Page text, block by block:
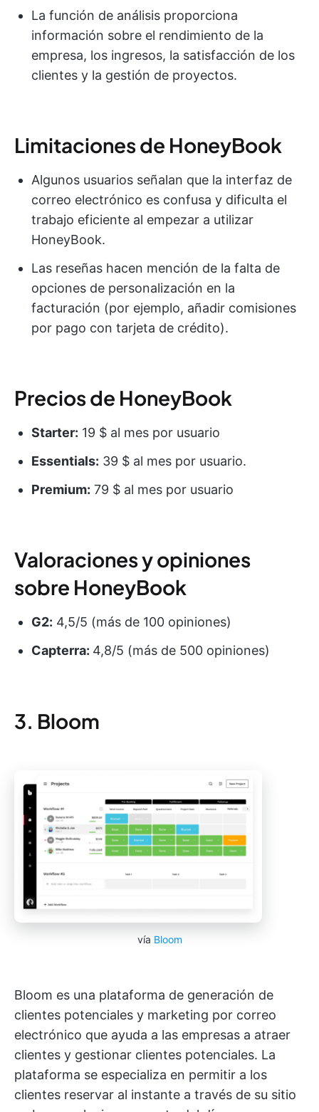
La función de análisis proporciona
información sobre el rendimiento de la
empresa, los ingresos, la satisfacción de los
clientes y la gestión de proyectos.
Limitaciones de HoneyBook
Algunos usuarios señalan que la interfaz de
correo electrónico es confusa y dificulta el
trabajo eficiente al empezar a utilizar
HoneyBook.
Las reseñas hacen mención de la falta de
opciones de personalización en la
facturación (por ejemplo, añadir comisiones
por pago con tarjeta de crédito).
Precios de HoneyBook
Starter: 19 $ al mes por usuario
Essentials: 39 $ al mes por usuario.
Premium: 79 $ al mes por usuario
Valoraciones y opiniones
sobre HoneyBook
G2: 4,5/5 (más de 100 opiniones)
Capterra: 4,8/5 (más de 500 opiniones)
3. Bloom
vía Bloom
Bloom es una plataforma de generación de
clientes potenciales y marketing por correo
electrónico que ayuda a las empresas a atraer
clientes y gestionar clientes potenciales. La
plataforma se especializa en permitir a los
clientes reservar al instante a través de su sitio